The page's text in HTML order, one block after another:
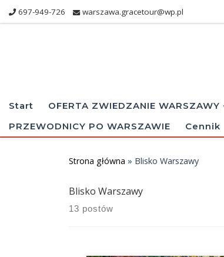
Skip to content
697-949-726 warszawa.gracetour@wp.pl
Start OFERTA ZWIEDZANIE WARSZAWY
PRZEWODNICY PO WARSZAWIE
Cennik
Strona główna » Blisko Warszawy
Blisko Warszawy
13 postów